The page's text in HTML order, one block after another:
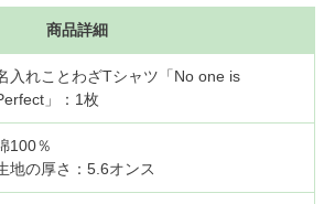
商品詳細
入れことわざTシャツ「No one is
」：1枚
100％
地の厚さ：5.6オンス